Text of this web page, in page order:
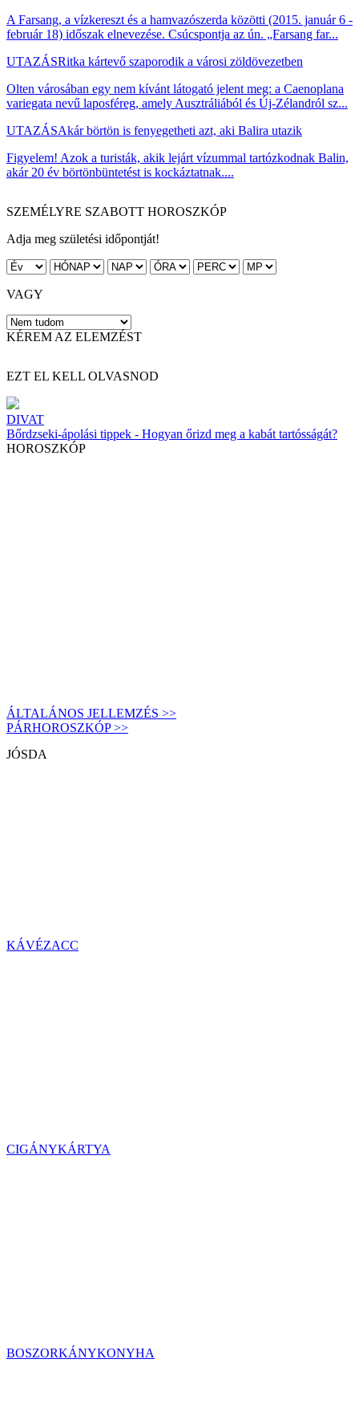
A Farsang, a vízkereszt és a hamvazószerda közötti (2015. január 6 -
február 18) időszak elnevezése. Csúcspontja az ún. „Farsang far...
UTAZÁSRitka kártevő szaporodik a városi zöldövezetben
Olten városában egy nem kívánt látogató jelent meg: a Caenoplana
variegata nevű laposféreg, amely Ausztráliából és Új-Zélandról sz...
UTAZÁSAkár börtön is fenyegetheti azt, aki Balira utazik
Figyelem! Azok a turisták, akik lejárt vízummal tartózkodnak Balin,
akár 20 év börtönbüntetést is kockáztatnak....
SZEMÉLYRE SZABOTT HOROSZKÓP
Adja meg születési időpontját!
VAGY
KÉREM AZ ELEMZÉST
EZT EL KELL OLVASNOD
DIVAT
Bőrdzseki-ápolási tippek - Hogyan őrizd meg a kabát tartósságát?
HOROSZKÓP
ÁLTALÁNOS JELLEMZÉS >>
PÁRHOROSZKÓP >>
JÓSDA
KÁVÉZACC
CIGÁNYKÁRTYA
BOSZORKÁNYKONYHA